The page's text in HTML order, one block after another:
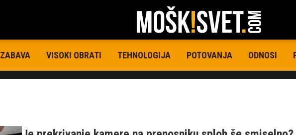
ZABAVA VISOKI OBRATI TEHNOLOGIJA POTOVANJA ODNOSI